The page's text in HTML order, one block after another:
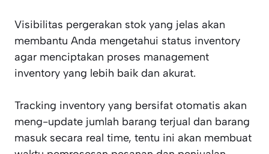
Visibilitas pergerakan stok yang jelas akan
membantu Anda mengetahui status inventory
agar menciptakan proses management
inventory yang lebih baik dan akurat.
Tracking inventory yang bersifat otomatis akan
meng-update jumlah barang terjual dan barang
masuk secara real time, tentu ini akan membuat